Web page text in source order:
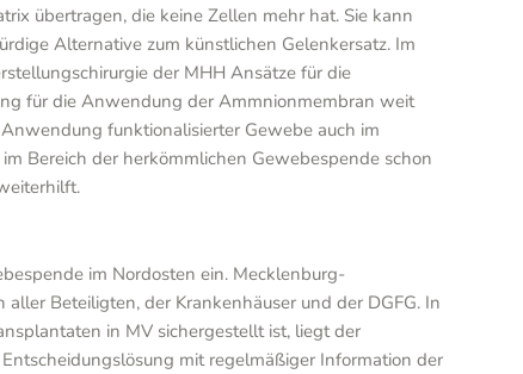
übertragen, die keine Zellen mehr hat. Sie kann
Alternative zum künstlichen Gelenkersatz. Im
der MHH Ansätze für die
für die Anwendung der Ammnionmembran weit
funktionalisierter Gewebe auch im
Bereich der herkömmlichen Gewebespende schon
im Nordosten ein. Mecklenburg-
Beteiligten, der Krankenhäuser und der DGFG. In
in MV sichergestellt ist, liegt der
mit regelmäßiger Information der